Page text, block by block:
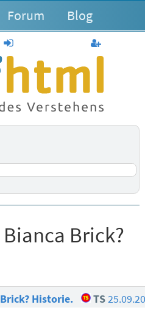
Forum Blog
anmelden
Brick?
Historie. TS